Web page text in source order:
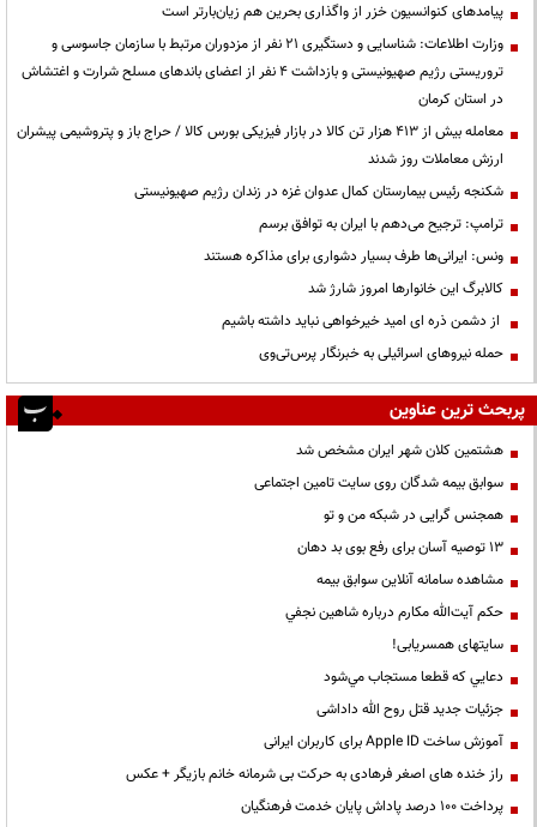
پیامدهای کنوانسیون خزر از واگذاری بحرین هم زیان‌بارتر است
وزارت اطلاعات: شناسایی و دستگیری ۲۱ نفر از مزدوران مرتبط با سازمان جاسوسی و
تروریستی رژیم صهیونیستی و بازداشت ۴ نفر از اعضای باندهای مسلح شرارت و اغتشاش
در استان کرمان
معامله بیش از ۴۱۳ هزار تن کالا در بازار فیزیکی بورس کالا / حراج باز و پتروشیمی پیشران
ارزش معاملات روز شدند
شکنجه رئیس بیمارستان کمال عدوان غزه در زندان رژیم صهیونیستی
ترامپ: ترجیح می‌دهم با ایران به توافق برسم
ونس: ایرانی‌ها طرف بسیار دشواری برای مذاکره هستند
کالابرگ این خانوارها امروز شارژ شد
از دشمن ذره ای امید خیرخواهی نباید داشته باشیم
حمله نیروهای اسرائیلی به خبرنگار پرس‌تی‌وی
پربحث ترین عناوین
هشتمین کلان شهر ایران مشخص شد
سوابق بیمه شدگان روی سایت تامین اجتماعی
همجنس گرایی در شبکه من و تو
13 توصیه آسان برای رفع بوی بد دهان
مشاهده سامانه آنلاين سوابق بیمه
حكم آيت‌الله مكارم درباره شاهين نجفي
سایتهای همسریابی!
دعايي كه قطعا مستجاب مي‌شود
جزئیات جدید قتل روح الله داداشی
آموزش ساخت Apple ID برای کاربران ایرانی
راز خنده های اصغر فرهادی به حرکت بی شرمانه خانم بازیگر + عکس
پرداخت ۱۰۰ درصد پاداش پایان خدمت فرهنگیان